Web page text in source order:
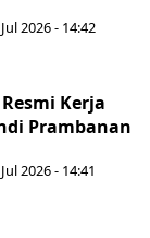
2026 - 14:42
Kerja
Prambanan
2026 - 14:41